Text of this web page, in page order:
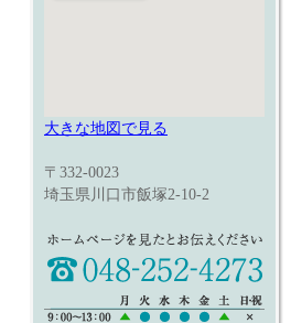
大きな地図で見る
〒332-0023
埼玉県川口市飯塚2-10-2